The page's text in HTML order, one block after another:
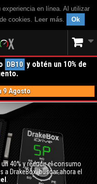
en línea. Al utilizar
cookies. Leer más. Ok
DB10 y obtén un 10% de
9 Agosto
40% y reducir el consumo
DrakeBox; buscar ahora el